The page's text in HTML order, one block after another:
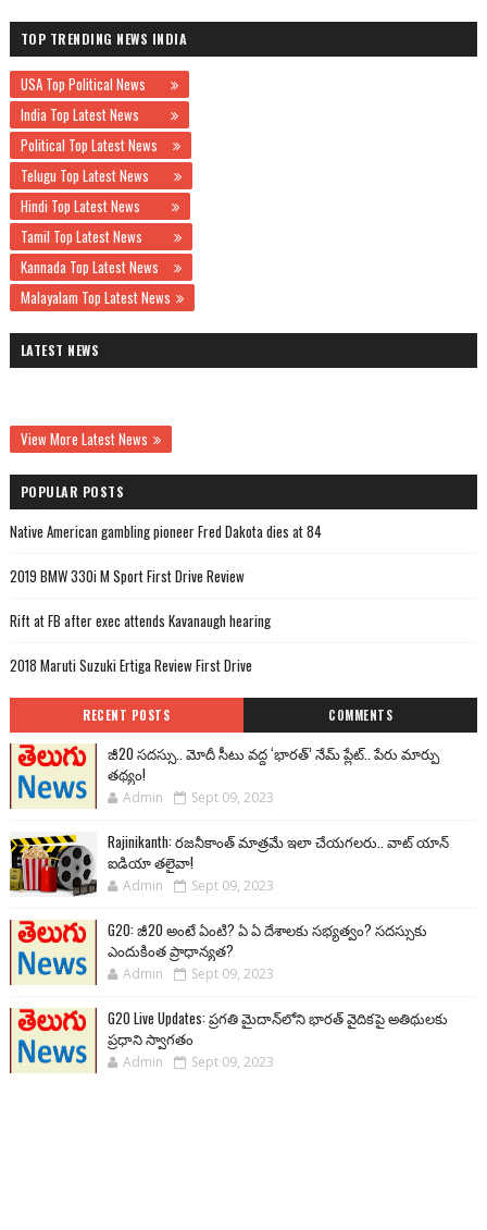
TOP TRENDING NEWS INDIA
USA Top Political News
India Top Latest News
Political Top Latest News
Telugu Top Latest News
Hindi Top Latest News
Tamil Top Latest News
Kannada Top Latest News
Malayalam Top Latest News
LATEST NEWS
View More Latest News
POPULAR POSTS
Native American gambling pioneer Fred Dakota dies at 84
2019 BMW 330i M Sport First Drive Review
Rift at FB after exec attends Kavanaugh hearing
2018 Maruti Suzuki Ertiga Review First Drive
RECENT POSTS COMMENTS
జీ20 సదస్సు.. మోదీ సీటు వద్ద ‘భారత్’ నేమ్ ప్లేట్‌.. పేరు మార్పు
తథ్యం!
Admin Sept 09, 2023
Rajinikanth: రజనీకాంత్ మాత్రమే ఇలా చేయగలరు.. వాట్ యాన్
ఐడియా తలైవా!
Admin Sept 09, 2023
G20: జీ20 అంటే ఏంటి? ఏ ఏ దేశాలకు సభ్యత్వం? సదస్సుకు
ఎందుకింత ప్రాధాన్యత?
Admin Sept 09, 2023
G20 Live Updates: ప్రగతి మైదాన్‌లోని భారత్ వైదికపై అతిథులకు
ప్రధాని స్వాగతం
Admin Sept 09, 2023